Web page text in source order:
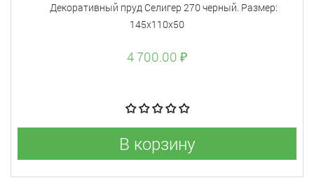
Декоративный пруд Селигер 270 черный. Размер:
145х110х50
4 700.00 ₽
В корзину